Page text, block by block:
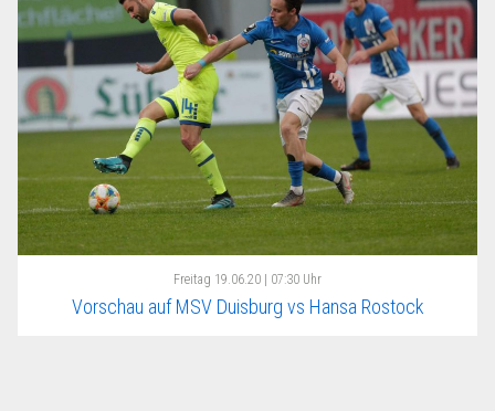
Freitag 19.06.20 | 07:30 Uhr
Vorschau auf MSV Duisburg vs Hansa Rostock